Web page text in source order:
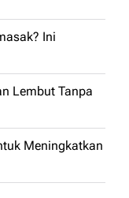
Ini
Lembut Tanpa
Meningkatkan